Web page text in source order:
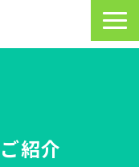
紹介